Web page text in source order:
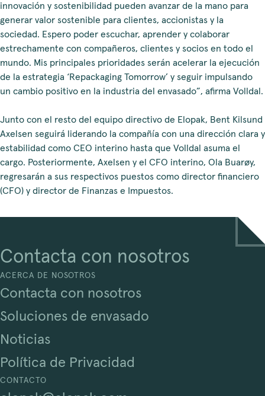
innovación y sostenibilidad pueden avanzar de la mano para
generar valor sostenible para clientes, accionistas y la
sociedad. Espero poder escuchar, aprender y colaborar
estrechamente con compañeros, clientes y socios en todo el
mundo. Mis principales prioridades serán acelerar la ejecución
de la estrategia ‘Repackaging Tomorrow’ y seguir impulsando
un cambio positivo en la industria del envasado”, afirma Volldal.
Junto con el resto del equipo directivo de Elopak, Bent Kilsund
Axelsen seguirá liderando la compañía con una dirección clara y
estabilidad como CEO interino hasta que Volldal asuma el
cargo. Posteriormente, Axelsen y el CFO interino, Ola Buarøy,
regresarán a sus respectivos puestos como director financiero
(CFO) y director de Finanzas e Impuestos.
Contacta con nosotros
ACERCA DE NOSOTROS
Contacta con nosotros
Soluciones de envasado
Noticias
Política de Privacidad
CONTACTO